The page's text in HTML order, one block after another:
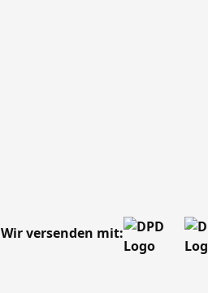
Wir versenden mit: